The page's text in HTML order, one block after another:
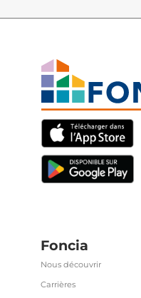
Foncia
Nous découvrir
Carrières